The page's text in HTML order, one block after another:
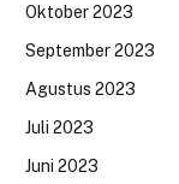
Oktober 2023
September 2023
Agustus 2023
Juli 2023
Juni 2023